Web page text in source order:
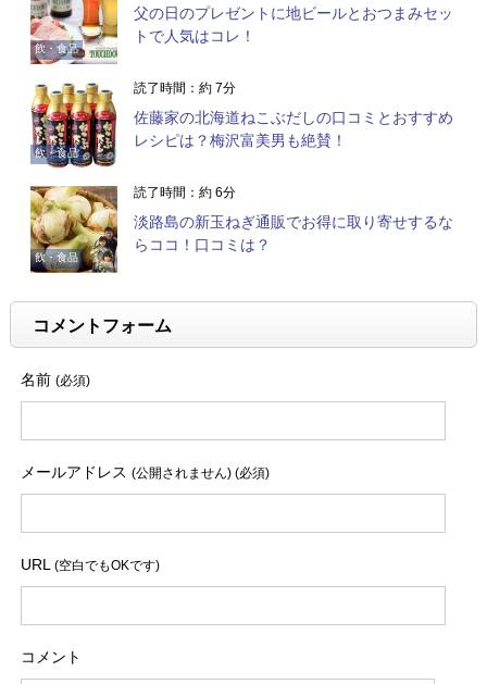
飲・食品
父の日のプレゼントに地ビールとおつまみセッ
トで人気はコレ！
飲・食品
読了時間：約 7分
佐藤家の北海道ねこぶだしの口コミとおすすめ
レシピは？梅沢富美男も絶賛！
飲・食品
読了時間：約 6分
淡路島の新玉ねぎ通販でお得に取り寄せするな
らココ！口コミは？
コメントフォーム
名前 (必須)
メールアドレス (公開されません) (必須)
URL (空白でもOKです)
コメント